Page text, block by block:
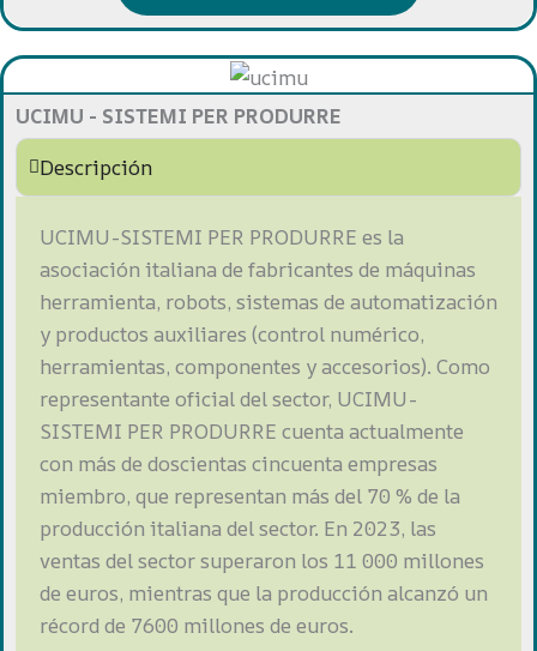
UCIMU - SISTEMI PER PRODURRE
Descripción
UCIMU-SISTEMI PER PRODURRE es la
asociación italiana de fabricantes de máquinas
herramienta, robots, sistemas de automatización
y productos auxiliares (control numérico,
herramientas, componentes y accesorios). Como
representante oficial del sector, UCIMU-
SISTEMI PER PRODURRE cuenta actualmente
con más de doscientas cincuenta empresas
miembro, que representan más del 70 % de la
producción italiana del sector. En 2023, las
ventas del sector superaron los 11 000 millones
de euros, mientras que la producción alcanzó un
récord de 7600 millones de euros.